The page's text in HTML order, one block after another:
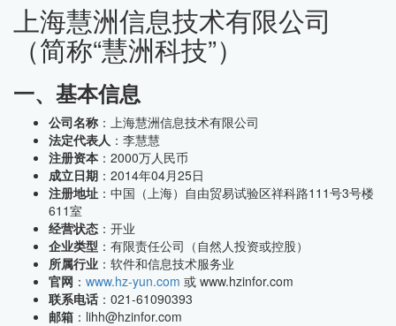
上海慧洲信息技术有限公司
（简称“慧洲科技”）
一、基本信息
公司名称 ：上海慧洲信息技术有限公司
法定代表人 ：李慧慧
注册资本 ：2000万人民币
成立日期 ：2014年04月25日
注册地址 ：中国（上海）自由贸易试验区祥科路111号3号楼
611室
经营状态 ：开业
企业类型 ：有限责任公司（自然人投资或控股）
所属行业 ：软件和信息技术服务业
官网 ： www.hz-yun.com 或 www.hzinfor.com
联系电话 ：021-61090393
邮箱 ：lihh@hzinfor.com